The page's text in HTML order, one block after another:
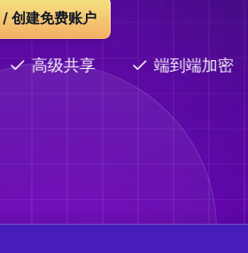
/ 创建免费账户
高级共享 端到端加密